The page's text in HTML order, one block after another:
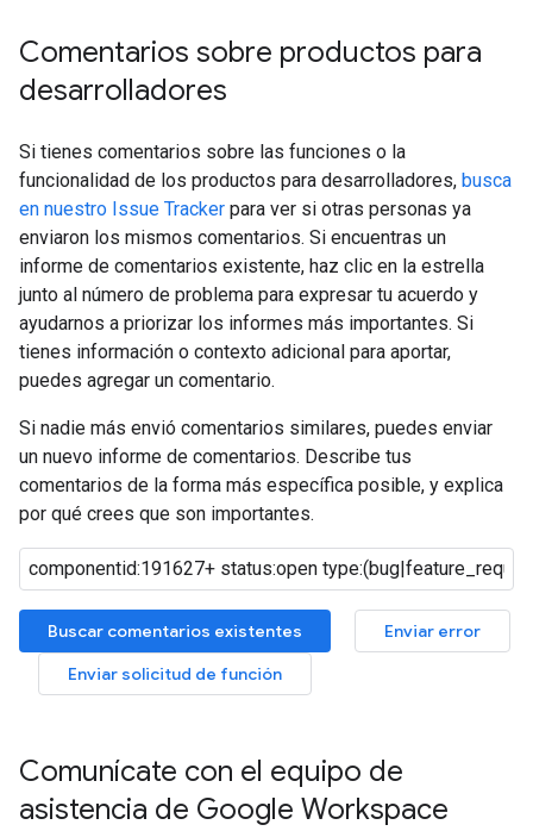
Comentarios sobre productos para
desarrolladores
Si tienes comentarios sobre las funciones o la
funcionalidad de los productos para desarrolladores, busca
en nuestro Issue Tracker para ver si otras personas ya
enviaron los mismos comentarios. Si encuentras un
informe de comentarios existente, haz clic en la estrella
junto al número de problema para expresar tu acuerdo y
ayudarnos a priorizar los informes más importantes. Si
tienes información o contexto adicional para aportar,
puedes agregar un comentario.
Si nadie más envió comentarios similares, puedes enviar
un nuevo informe de comentarios. Describe tus
comentarios de la forma más específica posible, y explica
por qué crees que son importantes.
Buscar comentarios existentes
Enviar error
Enviar solicitud de función
Comunícate con el equipo de
asistencia de Google Workspace